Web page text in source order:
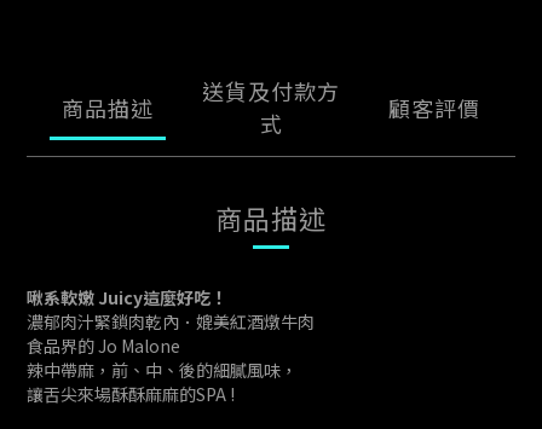
商品描述
送貨及付款方
式
顧客評價
商品描述
啾系軟嫩 Juicy這麼好吃！
濃郁肉汁緊鎖肉乾內．媲美紅酒燉牛肉
食品界的 Jo Malone
辣中帶麻，前、中、後的細膩風味，
讓舌尖來場酥酥麻麻的SPA !